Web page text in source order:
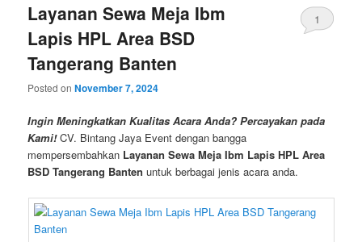
Layanan Sewa Meja Ibm
Lapis HPL Area BSD
Tangerang Banten
Posted onNovember 7, 2024
1
Ingin Meningkatkan Kualitas Acara Anda? Percayakan pada
Kami!CV. Bintang Jaya Event dengan bangga
mempersembahkan Layanan Sewa Meja Ibm Lapis HPL Area
BSD Tangerang Banten untuk berbagai jenis acara anda.